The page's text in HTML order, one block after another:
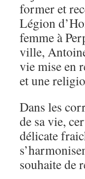
former et
Légion
femme à
ville,
vie mise en
et une
Dans les
de sa vie,
délicate
souhaite de